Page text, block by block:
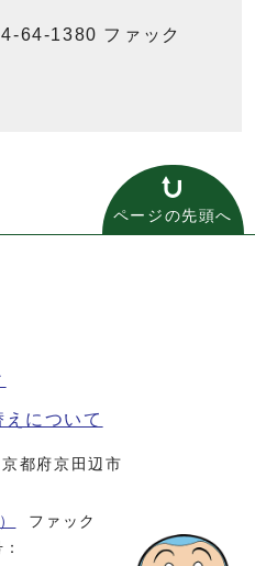
64-1380 ファック
ページの先頭へ
について
都府京田辺市
ファック